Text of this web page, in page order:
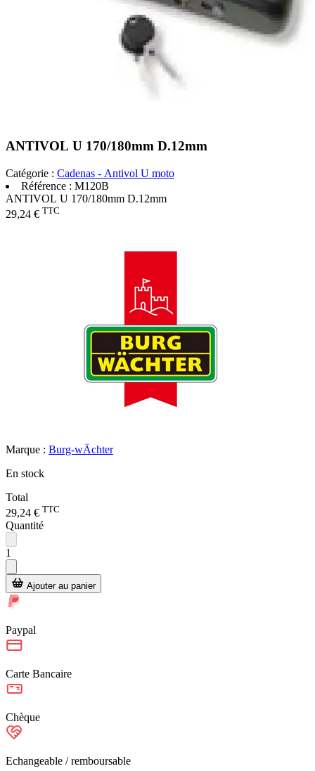
ANTIVOL U 170/180mm D.12mm
Catégorie : Cadenas - Antivol U moto
Référence : M120B
ANTIVOL U 170/180mm D.12mm
29,24 € TTC
Marque : Burg-wÄchter
En stock
Total
29,24 € TTC
Quantité
1
Ajouter au panier
Paypal
Carte Bancaire
Chèque
Echangeable / remboursable